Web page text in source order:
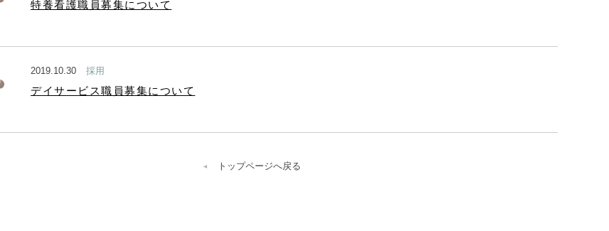
特養看護職員募集について
2019.10.30 採用
デイサービス職員募集について
トップページへ戻る